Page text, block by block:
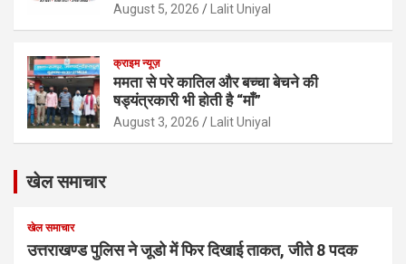
August 5, 2026 Lalit Uniyal
क्राइम न्यूज़
ममता से परे कातिल और बच्चा बेचने की
षड्यंत्रकारी भी होती है “माँ”
August 3, 2026 Lalit Uniyal
खेल समाचार
खेल समाचार
उत्तराखण्ड पुलिस ने जूडो में फिर दिखाई ताकत, जीते 8 पदक